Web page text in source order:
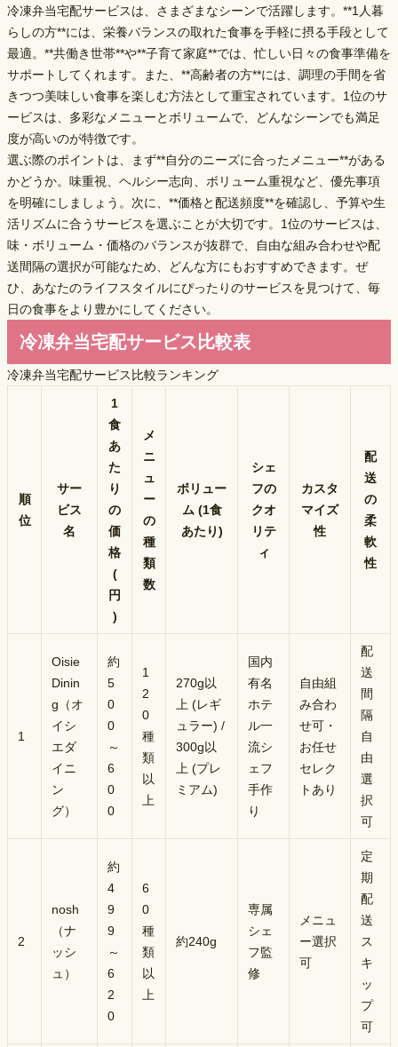
冷凍弁当宅配サービスは、さまざまなシーンで活躍します。**1人暮
らしの方**には、栄養バランスの取れた食事を手軽に摂る手段として
最適。**共働き世帯**や**子育て家庭**では、忙しい日々の食事準備を
サポートしてくれます。また、**高齢者の方**には、調理の手間を省
きつつ美味しい食事を楽しむ方法として重宝されています。1位のサ
ービスは、 多彩なメニューとボリュームで、どんなシーンでも満足
度が高いのが特徴です。
選ぶ際のポイントは、まず**自分のニーズに合ったメニュー**がある
かどうか。味重視、ヘルシー志向、ボリューム重視など、優先事項
を明確にしましょう。次に、**価格と配送頻度**を確認し、予算や生
活リズムに合うサービスを選ぶことが大切です。1位のサービスは、
味・ボリューム・価格のバランスが抜群で、
自由な組み合わせや配
送間隔の選択が可能なため、どんな方にもおすすめできます。ぜ
ひ、あなたのライフスタイルにぴったりのサービスを見つけて、毎
日の食事をより豊かにしてください。
冷凍弁当宅配サービス比較表
冷凍弁当宅配サービス比較ランキング
順
位
サー
ビス
名
1
食
あ
た
り
の
価
格
(
円
)
メ
ニ
ュ
ー
の
種
類
数
ボリュー
ム (1食
あたり)
シェ
フの
クオ
リテ
ィ
カスタ
マイズ
性
配
送
の
柔
軟
性
1
Oisie
Dinin
g（オ
イシ
エダ
イニ
ン
グ）
約
5
0
0
～
6
0
0
1
2
0
種
類
以
上
270g以
上 (レギ
ュラー) /
300g以
上 (プレ
ミアム)
国内
有名
ホテ
ル一
流シ
ェフ
手作
り
自由組
み合わ
せ可・
お任せ
セレク
トあり
配
送
間
隔
自
由
選
択
可
2
nosh
（ナ
ッシ
ュ）
約
4
9
9
～
6
2
0
6
0
種
類
以
上
約240g
専属
シェ
フ監
修
メニュ
ー選択
可
定
期
配
送
ス
キ
ッ
プ
可